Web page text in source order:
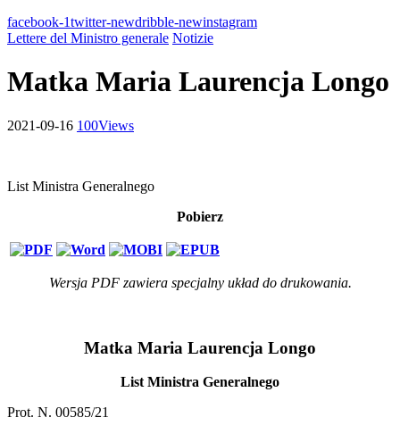
facebook-1twitter-newdribble-newinstagram
Lettere del Ministro generale Notizie
Matka Maria Laurencja Longo
2021-09-16 100Views
List Ministra Generalnego
Pobierz
Wersja PDF zawiera specjalny układ do drukowania.
Matka Maria Laurencja Longo
List Ministra Generalnego
Prot. N. 00585/21